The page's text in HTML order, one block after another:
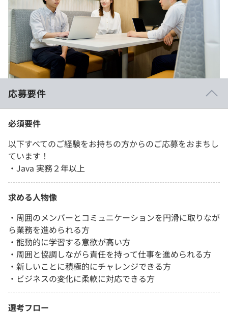
応募要件
必須要件
以下すべてのご経験をお持ちの方からのご応募をおまちし
ています！
・Java 実務２年以上
求める人物像
・周囲のメンバーとコミュニケーションを円滑に取りなが
ら業務を進められる方
・能動的に学習する意欲が高い方
・周囲と協調しながら責任を持って仕事を進められる方
・新しいことに積極的にチャレンジできる方
・ビジネスの変化に柔軟に対応できる方
選考フロー